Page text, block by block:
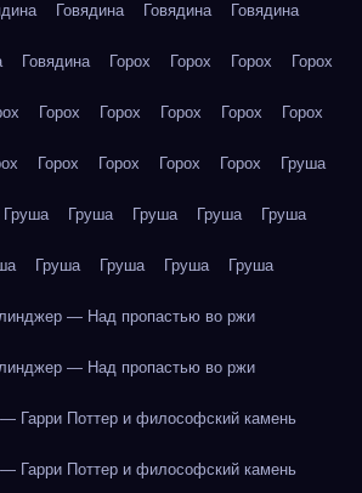
Говядина Говядина Говядина
Говядина Горох Горох Горох Горох
Горох Горох Горох Горох Горох
Горох Горох Горох Горох Груша
Груша Груша Груша Груша Груша
Груша Груша Груша Груша
— Над пропастью во ржи
— Над пропастью во ржи
Гарри Поттер и философский камень
Гарри Поттер и философский камень